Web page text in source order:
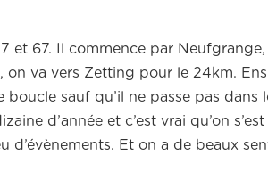
et 67. Il commence par
va vers Zetting pour le 24km.
boucle sauf qu’il ne passe pas dans
d’année et c’est vrai qu’on
Et on a de beaux